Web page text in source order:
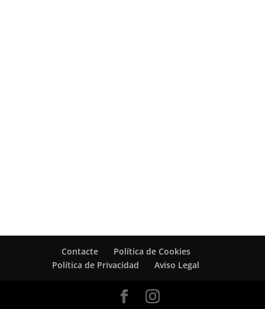
Contacte
Política de Cookies
Política de Privacidad
Aviso Legal